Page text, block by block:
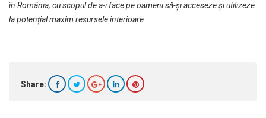
în România, cu scopul de a-i face pe oameni să-și acceseze și utilizeze
la potențial maxim resursele interioare.
Share: